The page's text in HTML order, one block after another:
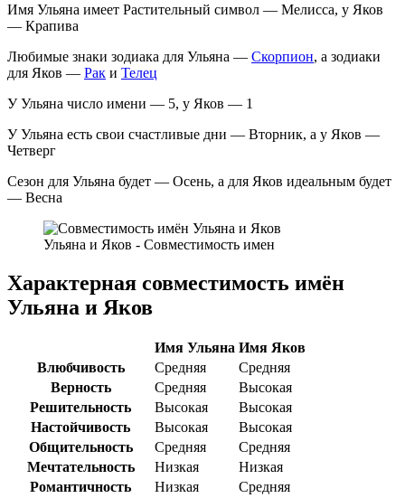
Имя Ульяна имеет Растительный символ — Мелисса, у Яков
— Крапива
Любимые знаки зодиака для Ульяна — Скорпион, а зодиаки
для Яков — Рак и Телец
У Ульяна число имени — 5, у Яков — 1
У Ульяна есть свои счастливые дни — Вторник, а у Яков —
Четверг
Сезон для Ульяна будет — Осень, а для Яков идеальным будет
— Весна
Ульяна и Яков - Совместимость имен
Характерная совместимость имён
Ульяна и Яков
Имя Ульяна Имя Яков
Влюбчивость
Средняя
Средняя
Верность
Средняя
Высокая
Решительность
Высокая
Высокая
Настойчивость
Высокая
Высокая
Общительность
Средняя
Средняя
Мечтательность
Низкая
Низкая
Романтичность
Низкая Средняя